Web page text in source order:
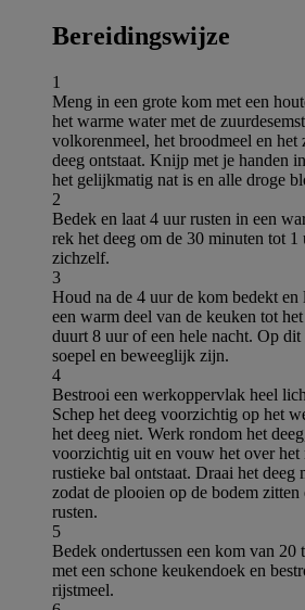
Bereidingswijze
1
Meng in een grote kom met een
het warme water met de
volkorenmeel, het broodmeel en het
deeg ontstaat. Knijp met je handen
het gelijkmatig nat is en alle droge
2
Bedek en laat 4 uur rusten in een
rek het deeg om de 30 minuten tot
zichzelf.
3
Houd na de 4 uur de kom bedekt en
een warm deel van de keuken tot
duurt 8 uur of een hele nacht. Op dit
soepel en beweeglijk zijn.
4
Bestrooi een werkoppervlak heel
Schep het deeg voorzichtig op het
het deeg niet. Werk rondom het
voorzichtig uit en vouw het over het
rustieke bal ontstaat. Draai het deeg
zodat de plooien op de bodem zitten
rusten.
5
Bedek ondertussen een kom van 20
met een schone keukendoek en
rijstmeel.